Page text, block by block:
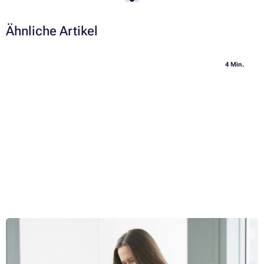
Ähnliche Artikel
4 Min.
Das gesunde Sitzen hinter dem Computer ist keine Kunst
Das digitale Zeitalter hat viele von uns in faule Büroratten verwandelt,